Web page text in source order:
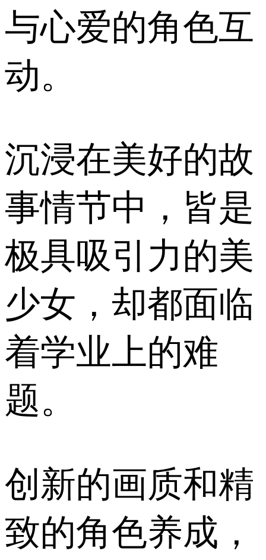
与心爱的角色互
动。
沉浸在美好的故
事情节中，皆是
极具吸引力的美
少女，却都面临
着学业上的难
题。
创新的画质和精
致的角色养成，